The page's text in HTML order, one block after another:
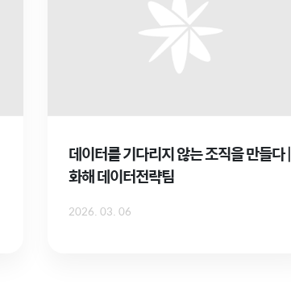
데이터를 기다리지 않는 조직을 만들다 |
화해 데이터전략팀
2026. 03. 06